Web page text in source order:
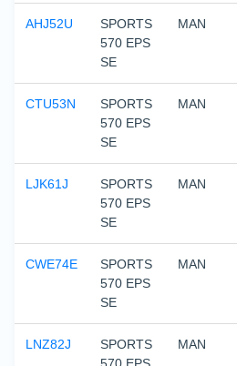
AHJ52U
SPORTS
570 EPS
SE
MAN
CTU53N
SPORTS
570 EPS
SE
MAN
LJK61J
SPORTS
570 EPS
SE
MAN
CWE74E
SPORTS
570 EPS
SE
MAN
LNZ82J
SPORTS
MAN